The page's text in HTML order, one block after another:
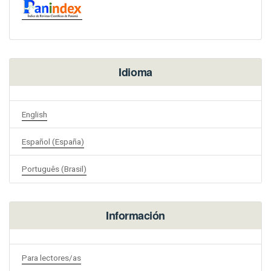
Idioma
English
Español (España)
Português (Brasil)
Información
Para lectores/as